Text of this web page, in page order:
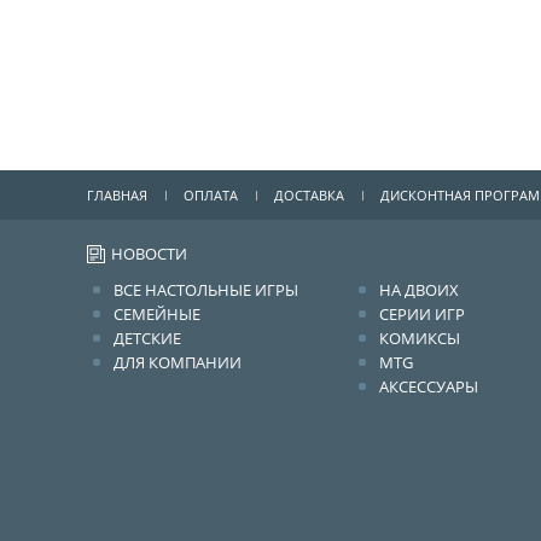
ГЛАВНАЯ ОПЛАТА ДОСТАВКА ДИСКОНТНАЯ
НОВОСТИ
ВСЕ НАСТОЛЬНЫЕ ИГРЫ
СЕМЕЙНЫЕ
ДЕТСКИЕ
ДЛЯ КОМПАНИИ
НА ДВОИХ
СЕРИИ ИГР
КОМИКСЫ
MTG
АКСЕССУАРЫ